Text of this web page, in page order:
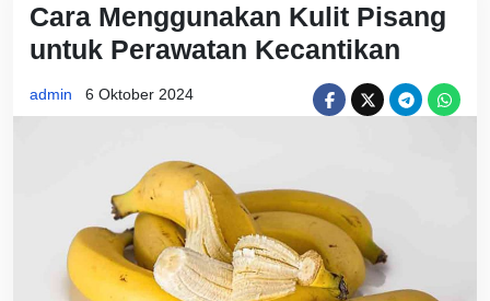
Cara Menggunakan Kulit Pisang
untuk Perawatan Kecantikan
admin 6 Oktober 2024